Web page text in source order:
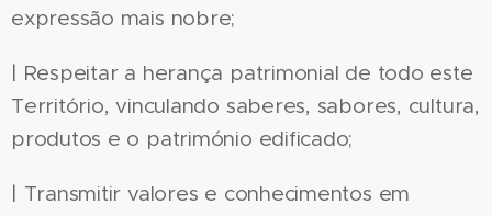
expressão mais nobre;
| Respeitar a herança patrimonial de todo este
Território, vinculando saberes, sabores, cultura,
produtos e o património edificado;
| Transmitir valores e conhecimentos em